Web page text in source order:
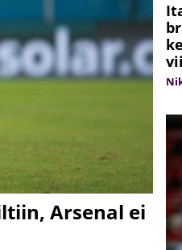
Arsenal ei